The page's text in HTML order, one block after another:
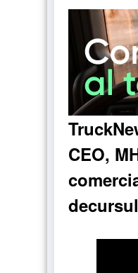
CEO,